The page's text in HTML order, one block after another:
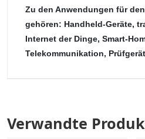
Zu den Anwendungen für
gehören: Handheld-Geräte,
Internet der Dinge, Smart-
Telekommunikation,
Verwandte